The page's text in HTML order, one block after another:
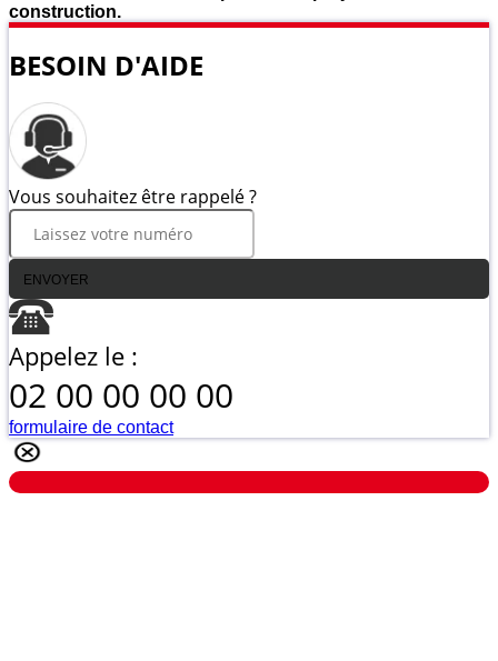
construction.
BESOIN D'AIDE
Vous souhaitez être rappelé ?
ENVOYER
Appelez le :
02 00 00 00 00
formulaire de contact